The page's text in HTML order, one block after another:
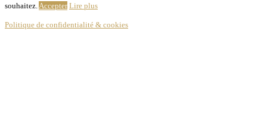
souhaitez. Accepter Lire plus
Politique de confidentialité & cookies